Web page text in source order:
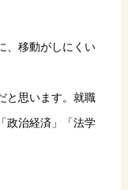
、移動がしにくい
と思います。就職
政治経済」「法学